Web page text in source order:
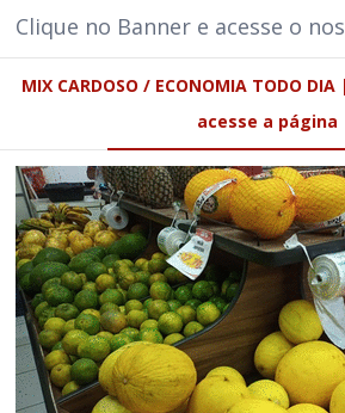
Clique no Banner e acesse o
MIX CARDOSO / ECONOMIA TODO
acesse a página